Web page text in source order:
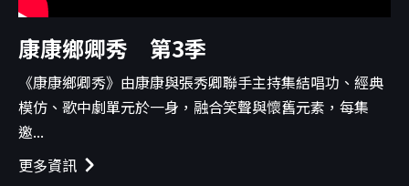
康康鄉卿秀 第3季
《康康鄉卿秀》由康康與張秀卿聯手主持集結唱功、經典
模仿、歌中劇單元於一身，融合笑聲與懷舊元素，每集
邀...
更多資訊